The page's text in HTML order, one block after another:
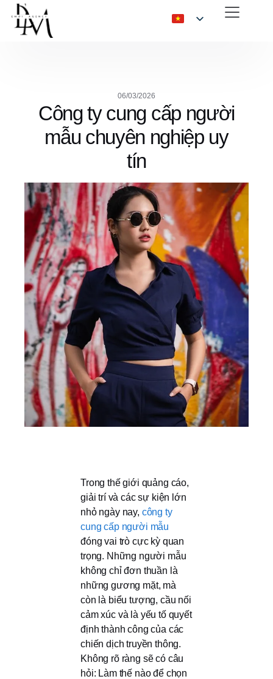
06/03/2026
Công ty cung cấp người
mẫu chuyên nghiệp uy
tín
Trong thế giới quảng cáo,
giải trí và các sự kiện lớn
nhỏ ngày nay, công ty
cung cấp người mẫu
đóng vai trò cực kỳ quan
trọng. Những người mẫu
không chỉ đơn thuần là
những gương mặt, mà
còn là biểu tượng, cầu nối
cảm xúc và là yếu tố quyết
định thành công của các
chiến dịch truyền thông.
Không rõ ràng sẽ có câu
hỏi: Làm thế nào để chọn